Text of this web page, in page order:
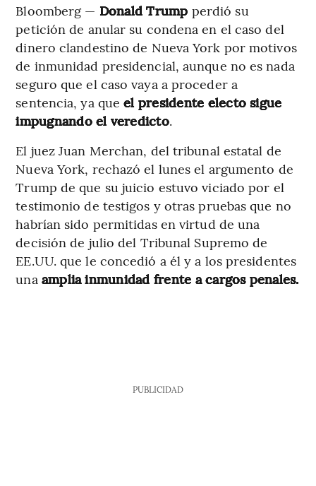
Bloomberg — Donald Trump perdió su
petición de anular su condena en el caso del
dinero clandestino de Nueva York por motivos
de inmunidad presidencial, aunque no es nada
seguro que el caso vaya a proceder a
sentencia, ya queel presidente electo sigue
impugnando el veredicto.
El juez Juan Merchan, del tribunal estatal de
Nueva York, rechazó el lunes el argumento de
Trump de que su juicio estuvo viciado por el
testimonio de testigos y otras pruebas que no
habrían sido permitidas en virtud de una
decisión de julio del Tribunal Supremo de
EE.UU. que le concedió a él y a los presidentes
una amplia inmunidad frente a cargos penales.
PUBLICIDAD